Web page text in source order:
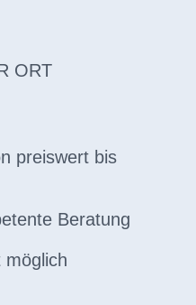
ORT
preiswert bis
Beratung